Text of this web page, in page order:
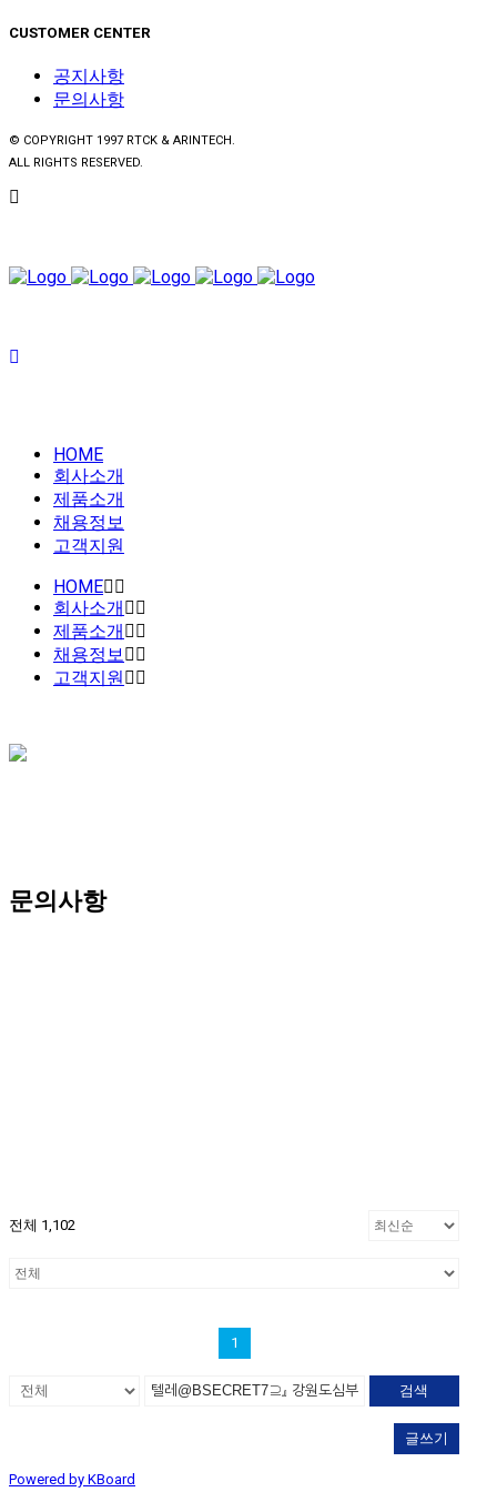
CUSTOMER CENTER
공지사항
문의사항
© COPYRIGHT 1997 RTCK & ARINTECH.
ALL RIGHTS RESERVED.
HOME
회사소개
제품소개
채용정보
고객지원
HOME
회사소개
제품소개
채용정보
고객지원
문의사항
전체 1,102
1
검색
글쓰기
Powered by KBoard